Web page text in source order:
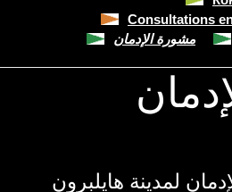
Consultations
مشورة الإدمان
لمدينة هايلبرون